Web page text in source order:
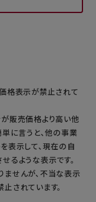
格表示が禁止されて
販売価格より高い他
に言うと、他の事業
表示して、現在の自
るような表示です。
せんが、不当な表示
されています。